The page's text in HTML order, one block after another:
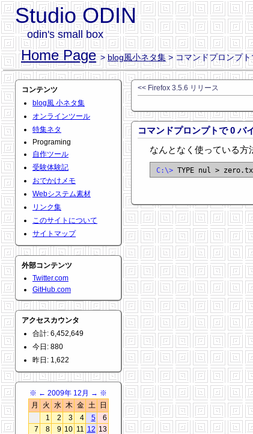
Studio ODIN
odin's small box
Home Page >blog風小ネタ集> コマンドプロンプ
コンテンツ
blog風 小ネタ集
オンラインツール
特集ネタ
Programing
自作ツール
受験体験記
おでかけメモ
Webシステム素材
リンク集
このサイトについて
サイトマップ
外部コンテンツ
Twitter.com
GitHub.com
アクセスカウンタ
合計: 6,452,649
今日: 880
昨日: 1,622
※ ← 2009年 12月 → ※
月
火 水 木 金 土
日
1
2 3 4 5
6
7
8 9 10 11 12 13
<< Firefox 3.5.6 リリース
コマンドプロンプトで 0 バ
なんとなく使っている方
C:\>